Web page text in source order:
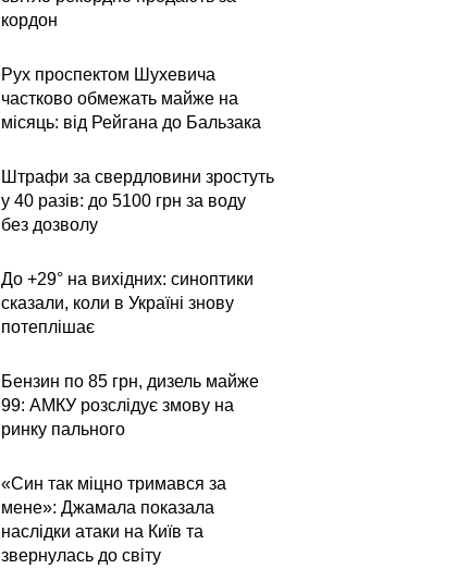
кордон
Рух проспектом Шухевича
частково обмежать майже на
місяць: від Рейгана до Бальзака
Штрафи за свердловини зростуть
у 40 разів: до 5100 грн за воду
без дозволу
До +29° на вихідних: синоптики
сказали, коли в Україні знову
потеплішає
Бензин по 85 грн, дизель майже
99: АМКУ розслідує змову на
ринку пального
«Син так міцно тримався за
мене»: Джамала показала
наслідки атаки на Київ та
звернулась до світу